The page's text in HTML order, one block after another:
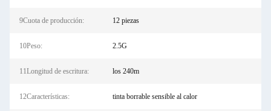
9Cuota de producción: 12 piezas
10Peso: 2.5G
11Longitud de escritura: los 240m
12Características: tinta borrable sensible al calor